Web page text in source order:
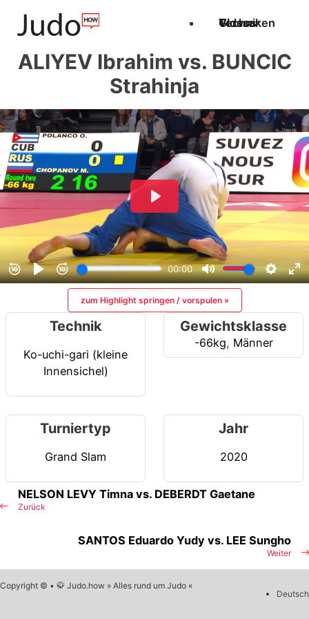
Techniken
Videos
Glossar
ALIYEV Ibrahim vs. BUNCIC
Strahinja
zum Highlight springen / vorspulen »
Technik
Ko-uchi-gari (kleine
Innensichel)
Gewichtsklasse
-66kg, Männer
Turniertyp
Grand Slam
Jahr
2020
Zurück
NELSON LEVY Timna vs. DEBERDT Gaetane
Weiter
SANTOS Eduardo Yudy vs. LEE Sungho
Copyright © • 🥋 Judo.how » Alles rund um Judo «
Deutsch